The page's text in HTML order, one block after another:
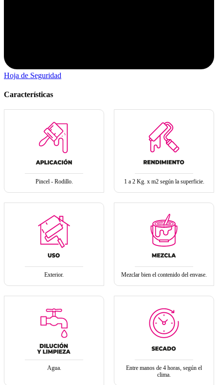
Hoja de Seguridad
Características
Pincel - Rodillo. 1 a 2 Kg. x m2 según la superficie.
Exterior. Mezclar bien el contenido del envase.
Agua.
Entre manos de 4 horas, según el
clima.